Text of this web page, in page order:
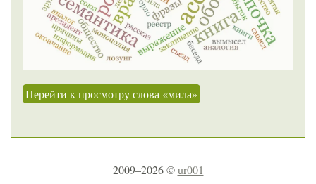
Перейти к просмотру слова «мила»
2009–2026 ©ur001